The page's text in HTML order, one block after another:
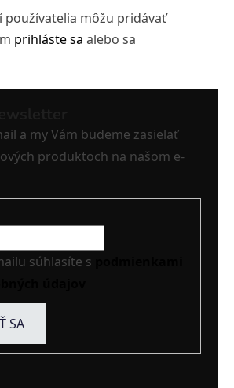
používatelia môžu pridávať
prihláste sa alebo sa
a my Vám budeme zasielať
produktoch na našom e-
súhlasíte s
SA